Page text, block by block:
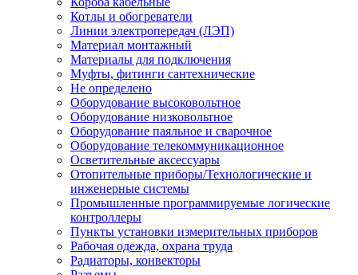
Котлы и обогреватели
Линии электропередач (ЛЭП)
Материал монтажный
Материалы для подключения
Муфты, фитинги сантехнические
Не определено
Оборудование высоковольтное
Оборудование низковольтное
Оборудование паяльное и сварочное
Оборудование телекоммуникационное
Осветительные аксессуары
Отопительные приборы/Технологические и
инженерные системы
Промышленные программируемые логические
контроллеры
Пункты установки измерительных приборов
Рабочая одежда, охрана труда
Радиаторы, конвекторы